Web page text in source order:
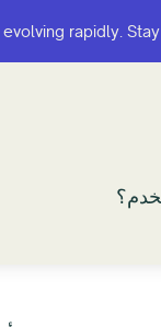
rapidly.
rapidly.